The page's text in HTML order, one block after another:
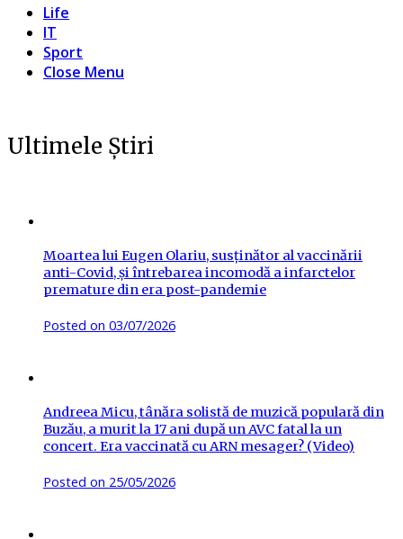
Life
IT
Sport
Close Menu
Ultimele Știri
Moartea lui Eugen Olariu, susținător al vaccinării
anti-Covid, și întrebarea incomodă a infarctelor
premature din era post-pandemie
Posted on 03/07/2026
Andreea Micu, tânăra solistă de muzică populară din
Buzău, a murit la 17 ani după un AVC fatal la un
concert. Era vaccinată cu ARN mesager? (Video)
Posted on 25/05/2026